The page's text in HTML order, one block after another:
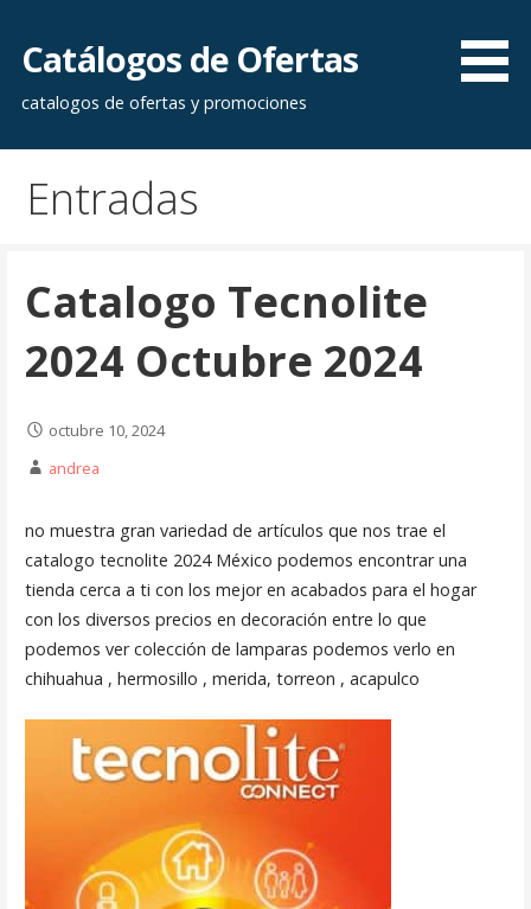
contenido
Catálogos de Ofertas
catalogos de ofertas y promociones
Entradas
Catalogo Tecnolite
2024 Octubre 2024
octubre 10, 2024
andrea
no muestra gran variedad de artículos que nos trae el
catalogo tecnolite 2024 México podemos encontrar una
tienda cerca a ti con los mejor en acabados para el hogar
con los diversos precios en decoración entre lo que
podemos ver colección de lamparas podemos verlo en
chihuahua , hermosillo , merida, torreon , acapulco